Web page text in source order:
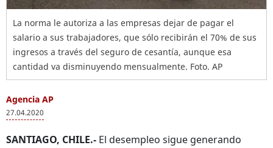
La norma le autoriza a las empresas dejar de pagar el
salario a sus trabajadores, que sólo recibirán el 70% de sus
ingresos a través del seguro de cesantía, aunque esa
cantidad va disminuyendo mensualmente. Foto. AP
Agencia AP
27.04.2020
SANTIAGO, CHILE.- El desempleo sigue generando